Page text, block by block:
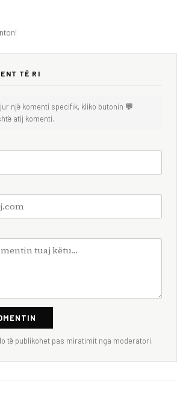
TË RI
një komenti specifik, kliko butonin 💬
atij komenti.
të publikohet pas miratimit nga moderatori.